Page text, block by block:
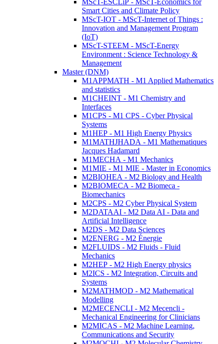
MScT-ESCLiP - MScT-Economics for
Smart Cities and Climate Policy
MScT-IOT - MScT-Internet of Things :
Innovation and Management Program
(IoT)
MScT-STEEM - MScT-Energy
Environment : Science Technology &
Management
Master (DNM)
M1APPMATH - M1 Applied Mathematics
and statistics
M1CHEINT - M1 Chemistry and
Interfaces
M1CPS - M1 CPS - Cyber Physical
Systems
M1HEP - M1 High Energy Physics
M1MATHJHADA - M1 Mathematiques
Jacques Hadamard
M1MECHA - M1 Mechanics
M1MIE - M1 MIE - Master in Economics
M2BIOHEA - M2 Biology and Health
M2BIOMECA - M2 Biomeca -
Biomechanics
M2CPS - M2 Cyber Physical System
M2DATAAI - M2 Data AI - Data and
Artificial Intelligence
M2DS - M2 Data Sciences
M2ENERG - M2 Énergie
M2FLUIDS - M2 Fluids - Fluid
Mechanics
M2HEP - M2 High Energy physics
M2ICS - M2 Integration, Circuits and
Systems
M2MATHMOD - M2 Mathematical
Modelling
M2MECENCLI - M2 Mecencli -
Mechanical Engineering for Clinicians
M2MICAS - M2 Machine Learning,
Communications and Security